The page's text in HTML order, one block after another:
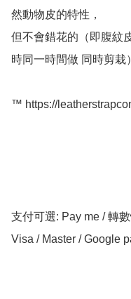
然動物皮的特性，
但不會錯花的（即腹紋
時同一時間做 同時剪栽
™️ https://
支付可選: Pay me / 轉
Visa / Master / Google